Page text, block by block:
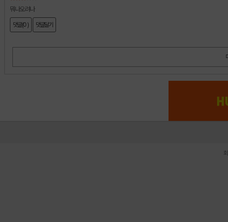
뭐나오려나
댓글(0 ) 댓글달기